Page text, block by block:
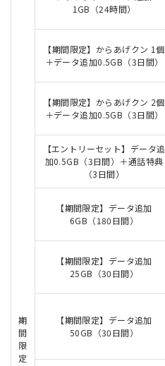
期
間
限
定
1GB（24時間）
【期間限定】からあげクン 1個
＋データ追加0.5GB（3日間）
【期間限定】からあげクン 2個
＋データ追加0.5GB（3日間）
【エントリーセット】データ追
加0.5GB（3日間）＋通話特典
（3日間）
【期間限定】データ追加
6GB（180日間）
【期間限定】データ追加
25GB（30日間）
【期間限定】データ追加
50GB（30日間）